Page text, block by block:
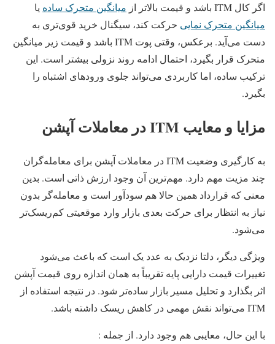
اگر کال ITM باشد و قیمت بالاتر از
میانگین متحرک ساده یا
میانگین متحرک نمایی حرکت کند، سیگنال خرید قوی‌تری به
دست می‌آید. برعکس، وقتی پوت ITM باشد و قیمت زیر میانگین
متحرک قرار بگیرد، احتمال ادامه روند نزولی بیشتر است. این
ترکیب ساده، اما کاربردی می‌تواند جلوی ورودهای اشتباه را
بگیرد.
مزایا و معایب ITM در معاملات آپشن
به کارگیری وضعیت ITM در معاملات آپشن برای معامله‌گران
چند مزیت مهم دارد. مهم‌ترین آن وجود ارزش ذاتی است. بدین
معنی که قرارداد همین حالا هم سودآور است و معامله‌گر بدون
نیاز به انتظار برای حرکت بعدی بازار وارد موقعیتی کم‌ریسک‌تر
می‌شود.
ویژگی دیگر، دلتا نزدیک به عدد یک است که باعث می‌شود
تغییرات قیمت دارایی پایه تقریباً به همان اندازه روی قیمت آپشن
اثر بگذارد و تحلیل مسیر بازار ساده‌تر شود. در نتیجه استفاده از
ITM می‌تواند نقش مهمی در کاهش ریسک داشته باشد.
با این حال، معایبی هم وجود دارد. از جمله :